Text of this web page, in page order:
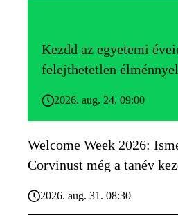
Kezdd az egyetemi
felejthetetlen
2026. aug. 24. 09:00
Welcome Week 2026:
Corvinust még a tanév
2026. aug. 31. 08:30